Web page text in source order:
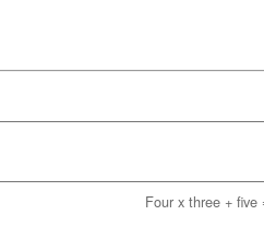
Four x three +